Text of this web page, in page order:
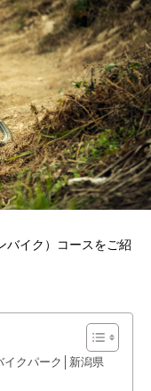
バイク）コースをご紹
イクパーク│新潟県